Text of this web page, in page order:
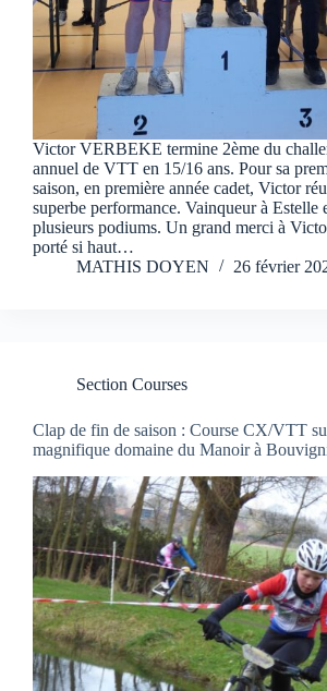
Victor VERBEKE termine 2ème du
annuel de VTT en 15/16 ans. Pour sa
saison, en première année cadet, Victor
superbe performance. Vainqueur à Estelle
plusieurs podiums. Un grand merci à
porté si haut…
MATHIS DOYEN
26 février
Section Courses
Clap de fin de saison : Course CX/VTT
magnifique domaine du Manoir à